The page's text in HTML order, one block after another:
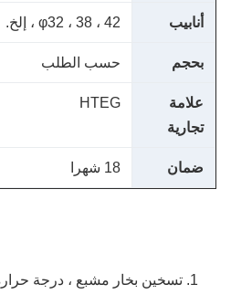
φ32 ، 38 ، 42 ، إلخ.
حسب الطلب
HTEG